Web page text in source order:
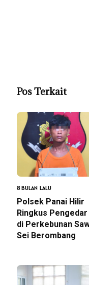
Pos Terkait
8 BULAN LALU
Polsek Panai Hilir
Ringkus Pengedar
di Perkebunan
Sei Berombang